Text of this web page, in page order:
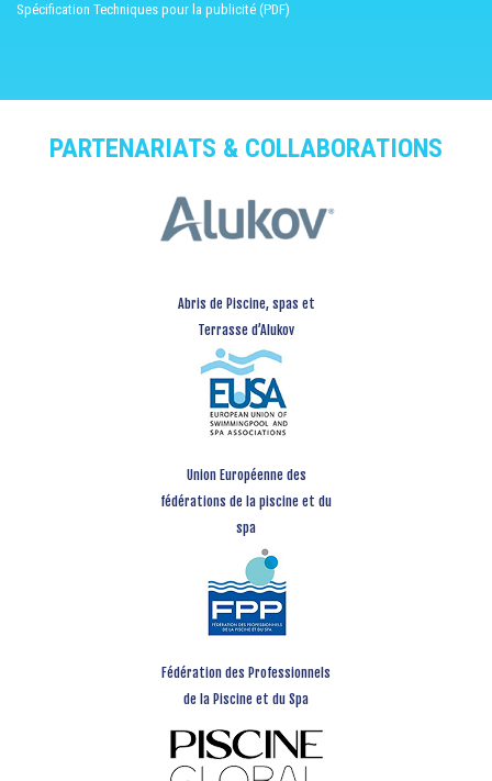
Spécification Techniques pour la publicité (PDF)
PARTENARIATS & COLLABORATIONS
Abris de Piscine, spas et
Terrasse d’Alukov
Union Européenne des
fédérations de la piscine et du
spa
Fédération des Professionnels
de la Piscine et du Spa